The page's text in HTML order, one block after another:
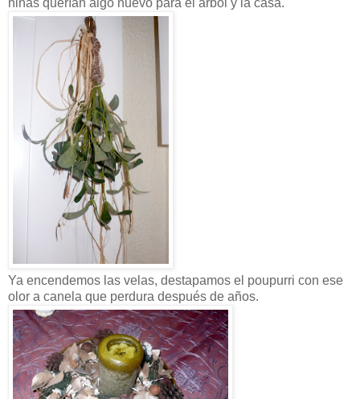
niñas querían algo nuevo para el árbol y la casa.
Ya encendemos las velas, destapamos el poupurri con ese
olor a canela que perdura después de años.